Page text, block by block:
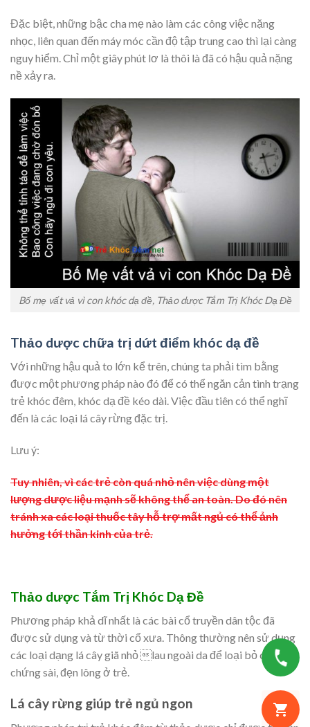
Đặc biệt, những bậc cha mẹ nào làm các công việc nặng
nhọc, liên quan đến máy móc cần độ tập trung cao thì lại càng
nguy hiểm. Chỉ một giây phút lơ là thôi là đã có hậu quả nặng
nề xảy ra.
Bố mẹ vất vả vì con khóc dạ đề, Thảo dược Tắm Trị Khóc Dạ Đề
Thảo dược chữa trị dứt điểm khóc dạ đề
Với những hậu quả to lớn kể trên, chúng ta phải tìm bằng
được một phương pháp nào đó để có thể ngăn cản tình trạng
trẻ khóc đêm, khóc dạ đề kéo dài. Việc đầu tiên có thể nghĩ
đến là các loại lá cây rừng đặc trị.
Lưu ý:
Tuy nhiên, vì các trẻ còn quá nhỏ nên việc dùng một
lượng dược liệu mạnh sẽ không thể an toàn. Do đó nên
tránh xa các loại thuốc tây hỗ trợ mất ngủ có thể ảnh
hưởng tới thần kinh của trẻ.
Thảo dược Tắm Trị Khóc Dạ Đề
Phương pháp khả dĩ nhất là các bài cổ truyền dân tộc đã
được sử dụng và từ thời cổ xưa. Thông thường nên sử dụng
các loại dạng lá cây giã nhỏ lau ngoài da để loại bỏ các
chứng sài, đẹn lông ở trẻ.
Lá cây rừng giúp trẻ ngủ ngon